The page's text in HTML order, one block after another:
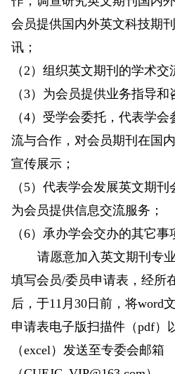
会员提供国内外英文科技期
讯；
（2）组织英文期刊的学术交
（3）为会员提供业务指导和
（4）受学会委托，代表学
流与合作，对会员期刊在国
宣传展示；
（5）代表学会发展英文期
为会员提供信息交流服务；
（6）承办学会交办的其它事
请愿意加入英文期刊专
填写会员/委员申请表，经所
后，于11月30日前，将word
申请表电子版扫描件（pdf）
（excel）发送至专委会邮箱